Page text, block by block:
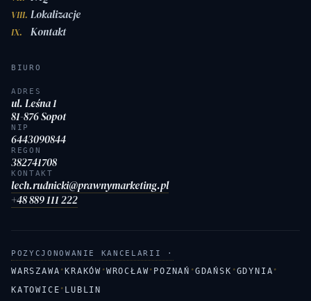
VIII. Lokalizacje
IX. Kontakt
BIURO
ADRES
ul. Leśna 1
81-876 Sopot
NIP
6443090844
REGON
382741708
KONTAKT
lech.rudnicki@prawnymarketing.pl
+48 889 111 222
POZYCJONOWANIE KANCELARII ·
WARSZAWA ·KRAKÓW ·WROCŁAW· POZNAŃ ·GDAŃSK ·GDYNIA ·
KATOWICE · LUBLIN